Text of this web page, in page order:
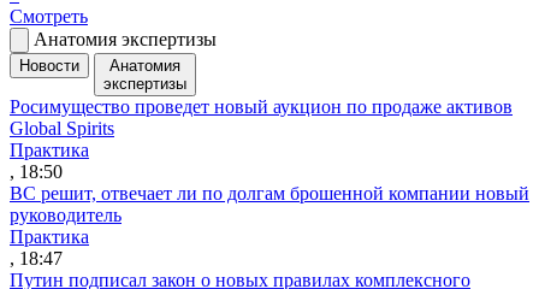
Смотреть
Анатомия экспертизы
Новости
Анатомия
экспертизы
Росимущество проведет новый аукцион по продаже активов
Global Spirits
Практика
, 18:50
ВС решит, отвечает ли по долгам брошенной компании новый
руководитель
Практика
, 18:47
Путин подписал закон о новых правилах комплексного